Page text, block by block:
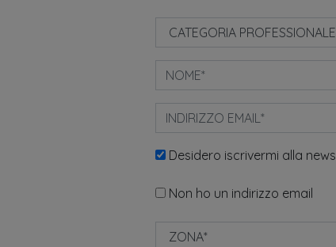
Desidero iscrivermi alla
Non ho un indirizzo email